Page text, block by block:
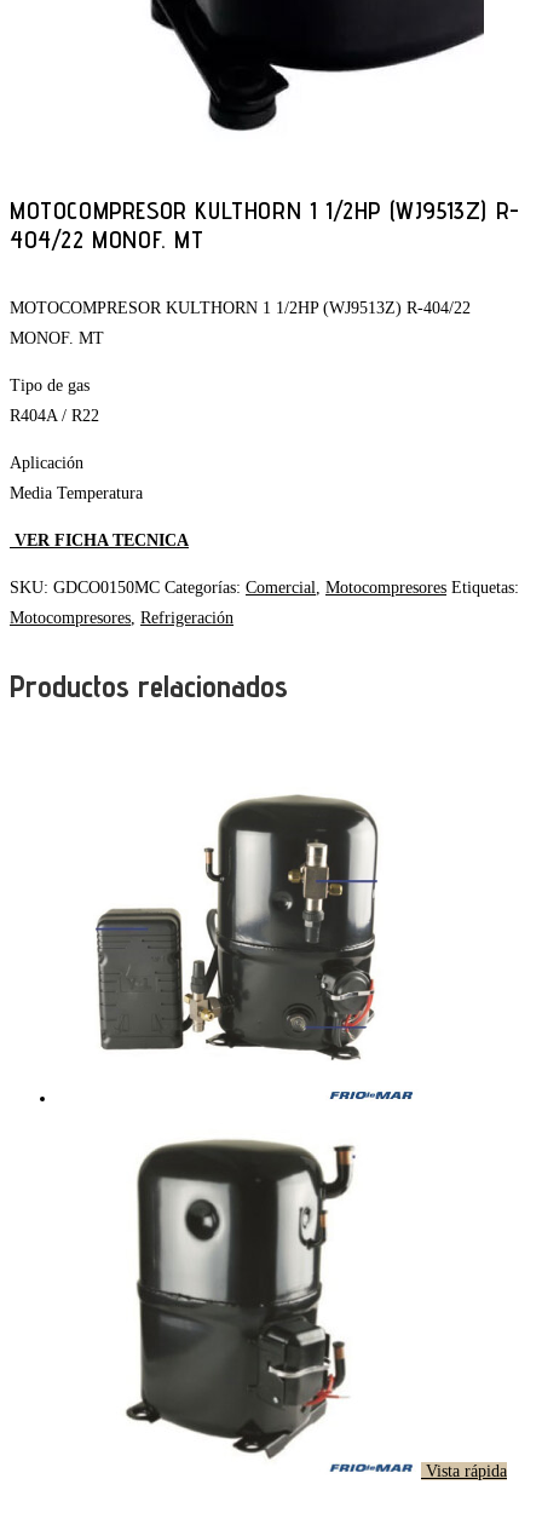
MOTOCOMPRESOR KULTHORN 1 1/2HP (WJ9513Z) R-
404/22 MONOF. MT
MOTOCOMPRESOR KULTHORN 1 1/2HP (WJ9513Z) R-404/22
MONOF. MT
Tipo de gas
R404A / R22
Aplicación
Media Temperatura
VER FICHA TECNICA
SKU: GDCO0150MC Categorías: Comercial Motocompresores Etiquetas:
Motocompresores Refrigeración
Productos relacionados
Vista rápida